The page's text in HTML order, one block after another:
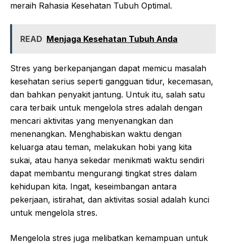
meraih Rahasia Kesehatan Tubuh Optimal.
READ Menjaga Kesehatan Tubuh Anda
Stres yang berkepanjangan dapat memicu masalah
kesehatan serius seperti gangguan tidur, kecemasan,
dan bahkan penyakit jantung. Untuk itu, salah satu
cara terbaik untuk mengelola stres adalah dengan
mencari aktivitas yang menyenangkan dan
menenangkan. Menghabiskan waktu dengan
keluarga atau teman, melakukan hobi yang kita
sukai, atau hanya sekedar menikmati waktu sendiri
dapat membantu mengurangi tingkat stres dalam
kehidupan kita. Ingat, keseimbangan antara
pekerjaan, istirahat, dan aktivitas sosial adalah kunci
untuk mengelola stres.
Mengelola stres juga melibatkan kemampuan untuk